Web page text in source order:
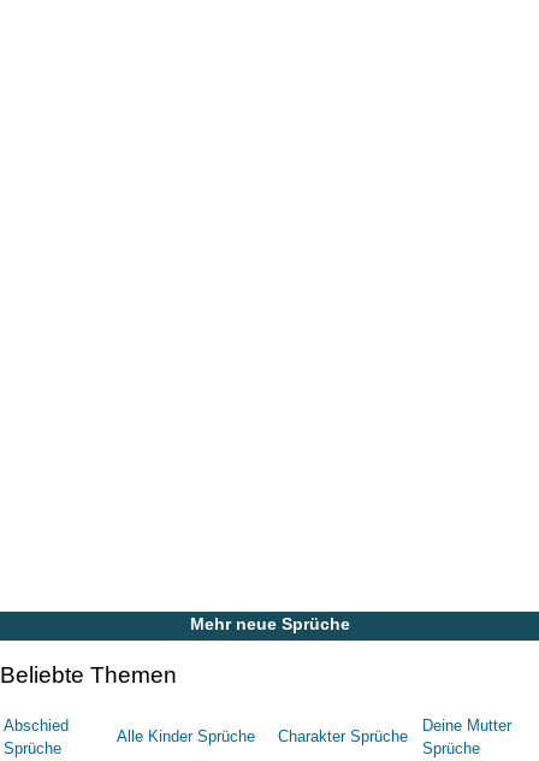
Mehr neue Sprüche
Beliebte Themen
Abschied
Sprüche
Alle Kinder Sprüche Charakter Sprüche
Deine Mutter
Sprüche